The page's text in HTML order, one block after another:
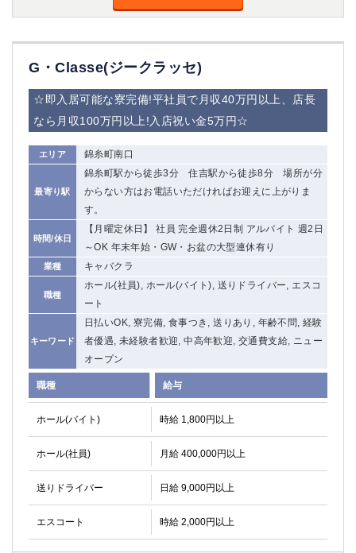
G・Classe(ジークラッセ)
☆即入居可能な寮完備!平社員で月収40万円以上、店長
なら月収100万円以上!入店祝い金5万円☆
エリア 錦糸町南口
最寄り駅
錦糸町駅から徒歩3分 住吉駅から徒歩8分 場所が分
からない方はお電話いただければお迎えに上がりま
す。
時間/休日
【月曜定休日】 社員 完全週休2日制 アルバイト 週2日
～OK 年末年始・GW・お盆の大型連休有り
業種 キャバクラ
職種
ホール(社員), ホール(バイト), 送りドライバー, エスコ
ート
キーワード
日払いOK, 寮完備, 食事つき, 送りあり, 年齢不問, 経験
者優遇, 未経験者歓迎, 中高年歓迎, 交通費支給, ニュー
オープン
職種 給与
ホール(バイト) 時給 1,800円以上
ホール(社員) 月給 400,000円以上
送りドライバー 日給 9,000円以上
エスコート 時給 2,000円以上